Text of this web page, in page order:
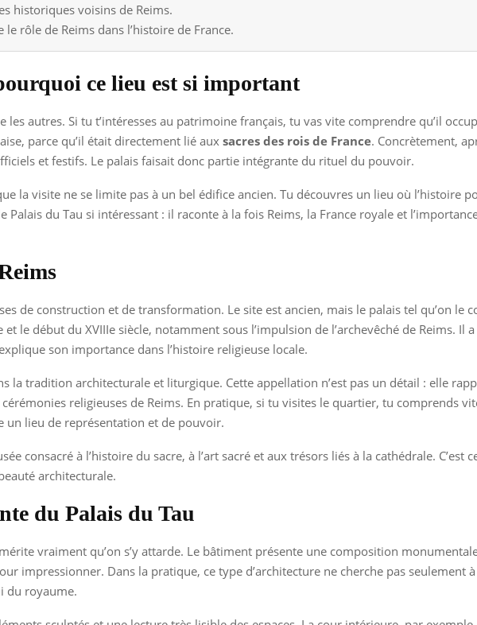
historiques voisins de Reims.
rôle de Reims dans l’histoire de France.
ce lieu est si important
les autres. Si tu t’intéresses au patrimoine français, tu vas vite comprendre qu’il
parce qu’il était directement lié aux sacres des rois de France. Concrètement,
et festifs. Le palais faisait donc partie intégrante du rituel du pouvoir.
la visite ne se limite pas à un bel édifice ancien. Tu découvres un lieu où l’histoire
Palais du Tau si intéressant : il raconte à la fois Reims, la France royale et
de construction et de transformation. Le site est ancien, mais le palais tel qu’on le
le début du XVIIIe siècle, notamment sous l’impulsion de l’archevêché de Reims. Il
son importance dans l’histoire religieuse locale.
la tradition architecturale et liturgique. Cette appellation n’est pas un détail : elle
religieuses de Reims. En pratique, si tu visites le quartier, tu comprends
un lieu de représentation et de pouvoir.
consacré à l’histoire du sacre, à l’art sacré et aux trésors liés à la cathédrale.
architecturale.
du Palais du Tau
vraiment qu’on s’y attarde. Le bâtiment présente une composition
impressionner. Dans la pratique, ce type d’architecture ne cherche pas seulement
du royaume.